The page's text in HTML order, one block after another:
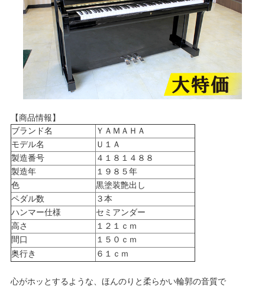
【商品情報】
ブランド名
ＹＡＭＡＨＡ
モデル名
Ｕ１Ａ
製造番号
４１８１４８８
製造年
１９８５年
色
黒塗装艶出し
ペダル数
３本
ハンマー仕様
セミアンダー
高さ
１２１ｃｍ
間口
１５０ｃｍ
奥行き
６１ｃｍ
心がホッとするような、ほんのりと柔らかい輪郭の音質で